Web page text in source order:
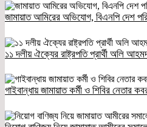
জামায়াত আমিরের অভিযোগ, বিএনপি দেশ
১১ দলীয় ঐক্যের রাষ্ট্রপতি প্রার্থী অলি
গাইবান্ধায় জামায়াত কর্মী ও শিবির নেতার